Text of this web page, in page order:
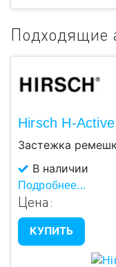
Подходящие
Hirsch H-
Застежка
В наличии
Подробнее...
Цена:
КУПИТЬ